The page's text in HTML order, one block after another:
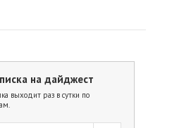
на дайджест
выходит раз в сутки по